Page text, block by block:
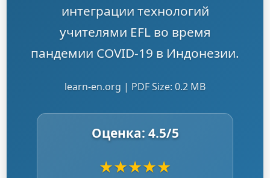
интеграции технологий
учителями EFL во время
пандемии COVID-19 в Индонезии.
learn-en.org | PDF Size: 0.2 MB
Оценка: 4.5/5
★★★★★